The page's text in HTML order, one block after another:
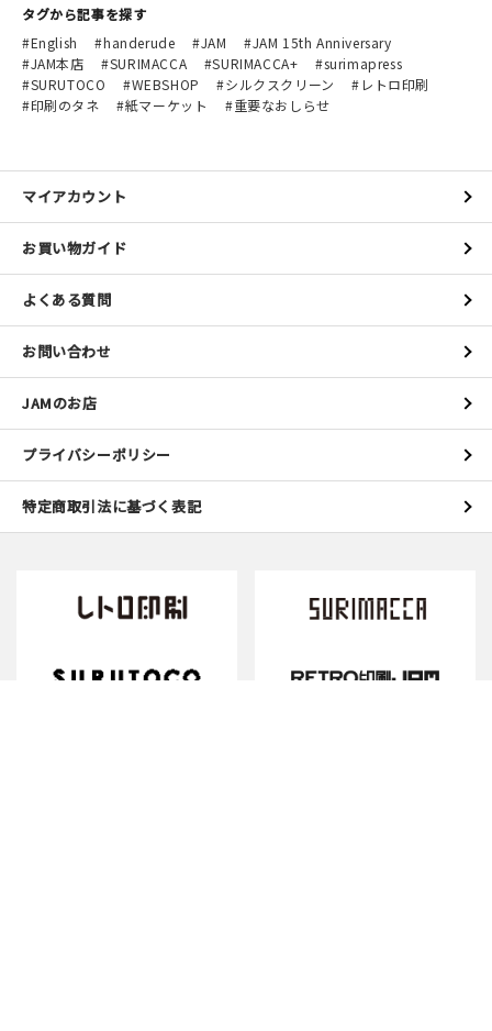
タグから記事を探す
English
handerude JAM
JAM 15th Anniversary
JAM本店
SURIMACCA SURIMACCA+
surimapress
SURUTOCO
WEBSHOP シルクスクリーン
レトロ印刷
印刷のタネ
紙マーケット 重要なおしらせ
マイアカウント
お買い物ガイド
よくある質問
お問い合わせ
JAMのお店
プライバシーポリシー
特定商取引法に基づく表記